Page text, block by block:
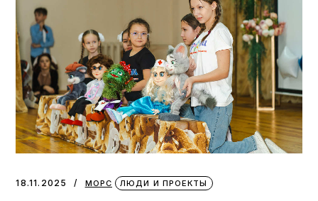
18.11.2025 МОРС ЛЮДИ И ПРОЕКТЫ